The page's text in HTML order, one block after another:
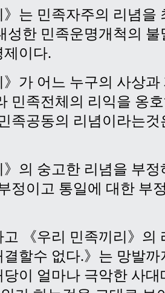
》는 민족자주의 리념을
성한 민족운명개척의
제이다.
》가 어느 누구의 사상
민족전체의 리익을 옹
족공동의 리념이라는
》의 숭고한 리념을 부
정이고 통일에 대한 부
《우리 민족끼리》의
결할수 없다.》는 망발
이 얼마나 극악한 사